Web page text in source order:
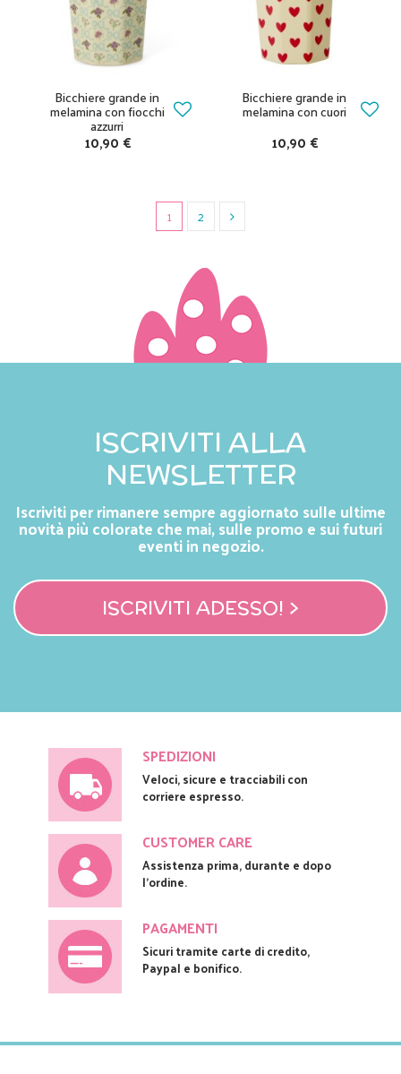
Bicchiere grande in
melamina con fiocchi
azzurri
10,90 €
Bicchiere grande in
melamina con cuori
10,90 €
1 2
ISCRIVITI ALLA
NEWSLETTER
Iscriviti per rimanere sempre aggiornato sulle ultime
novità più colorate che mai, sulle promo e sui futuri
eventi in negozio.
ISCRIVITI ADESSO! >
SPEDIZIONI
Veloci, sicure e tracciabili con
corriere espresso.
CUSTOMER CARE
Assistenza prima, durante e dopo
l'ordine.
PAGAMENTI
Sicuri tramite carte di credito,
Paypal e bonifico.